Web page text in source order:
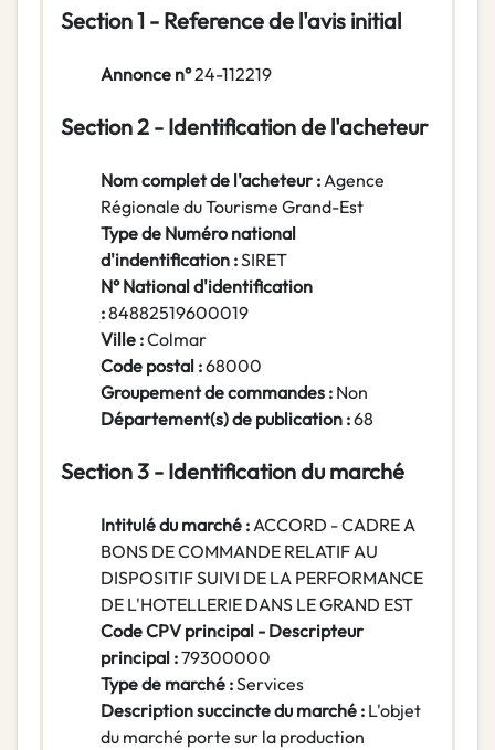
Section 1 - Reference de l'avis initial
Annonce n°24-112219
Section 2 - Identification de l'acheteur
Nom complet de l'acheteur :Agence
Régionale du Tourisme Grand-Est
Type de Numéro national
d'indentification :SIRET
N° National d'identification
:84882519600019
Ville :Colmar
Code postal :68000
Groupement de commandes : Non
Département(s) de publication :68
Section 3 - Identification du marché
Intitulé du marché :ACCORD - CADRE A
BONS DE COMMANDE RELATIF AU
DISPOSITIF SUIVI DE LA PERFORMANCE
DE L'HOTELLERIE DANS LE GRAND EST
Code CPV principal - Descripteur
principal :79300000
Type de marché :Services
Description succincte du marché : L'objet
du marché porte sur la production